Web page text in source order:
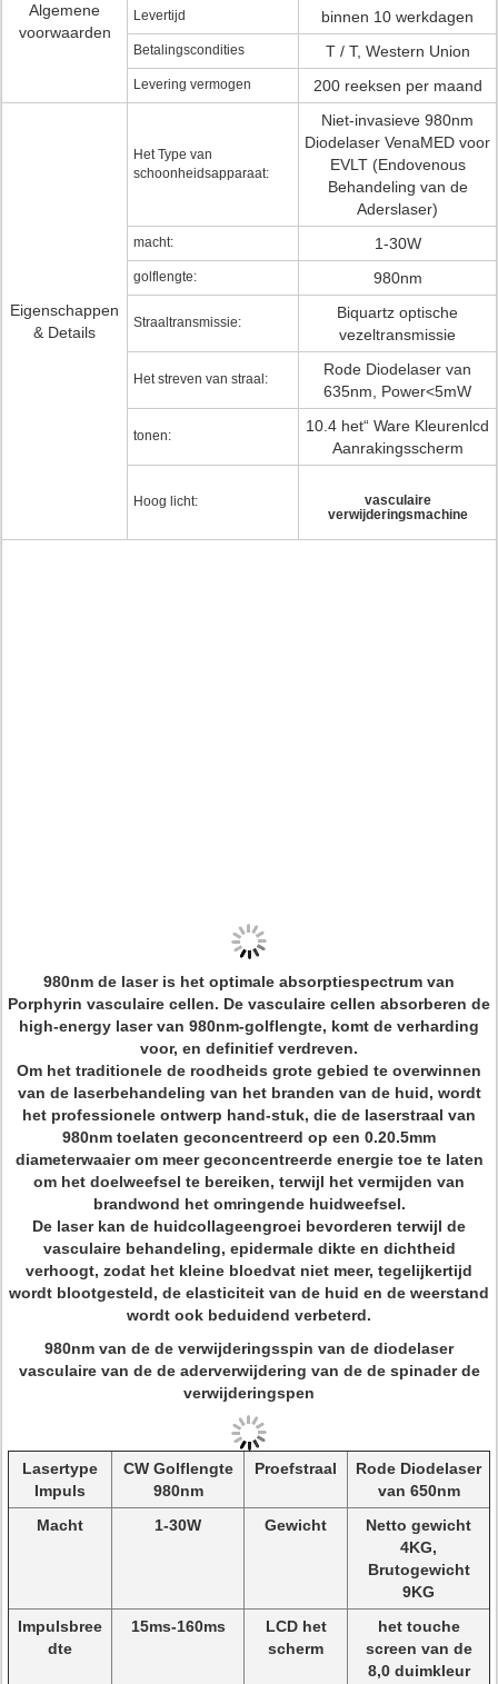
Algemene
voorwaarden
Levertijd binnen 10 werkdagen
Betalingscondities T / T, Western Union
Levering vermogen 200 reeksen per maand
Eigenschappen
& Details
Het Type van
schoonheidsapparaat:
Niet-invasieve 980nm
Diodelaser VenaMED voor
EVLT (Endovenous
Behandeling van de
Aderslaser)
macht: 1-30W
golflengte: 980nm
Straaltransmissie:
Biquartz optische
vezeltransmissie
Het streven van straal:
Rode Diodelaser van
635nm, Power<5mW
tonen:
10.4 het“ Ware Kleurenlcd
Aanrakingsscherm
Hoog licht:
vasculaire
verwijderingsmachine
980nm de laser is het optimale absorptiespectrum van
Porphyrin vasculaire cellen. De vasculaire cellen absorberen de
high-energy laser van 980nm-golflengte, komt de verharding
voor, en definitief verdreven.
Om het traditionele de roodheids grote gebied te overwinnen
van de laserbehandeling van het branden van de huid, wordt
het professionele ontwerp hand-stuk, die de laserstraal van
980nm toelaten geconcentreerd op een 0.20.5mm
diameterwaaier om meer geconcentreerde energie toe te laten
om het doelweefsel te bereiken, terwijl het vermijden van
brandwond het omringende huidweefsel.
De laser kan de huidcollageengroei bevorderen terwijl de
vasculaire behandeling, epidermale dikte en dichtheid
verhoogt, zodat het kleine bloedvat niet meer, tegelijkertijd
wordt blootgesteld, de elasticiteit van de huid en de weerstand
wordt ook beduidend verbeterd.
980nm van de de verwijderingsspin van de diodelaser
vasculaire van de de aderverwijdering van de de spinader de
verwijderingspen
Lasertype
Impuls
CW Golflengte
980nm
Proefstraal
Rode Diodelaser
van 650nm
Macht
1-30W Gewicht
Netto gewicht
4KG,
Brutogewicht
9KG
Impulsbree
dte
15ms-160ms
LCD het
scherm
het touche
screen van de
8,0 duimkleur